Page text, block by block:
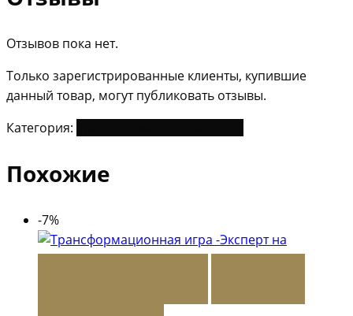
Отзывов пока нет.
Только зарегистрированные клиенты, купившие
данный товар, могут публиковать отзывы.
Категория:
Похожие
-7%